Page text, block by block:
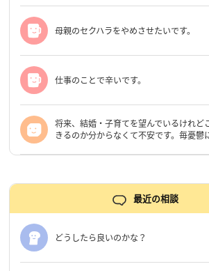
母親のセクハラをやめさせたいです。
仕事のことで辛いです。
将来、結婚・子育てを望んでいるけれど
きるのか分からなくて不安です。毎憂鬱
最近の相談
どうしたら良いのかな？